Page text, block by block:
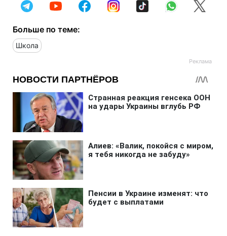
Больше по теме:
Школа